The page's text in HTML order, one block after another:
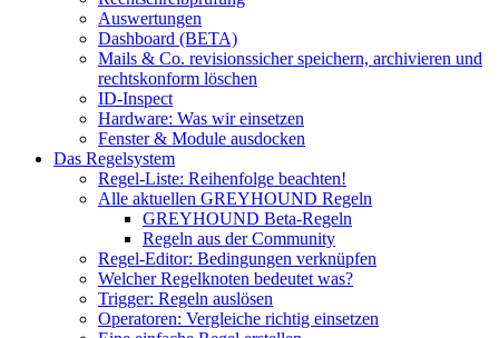
Auswertungen
Dashboard (BETA)
Mails & Co. revisionssicher speichern, archivieren und
rechtskonform löschen
ID-Inspect
Hardware: Was wir einsetzen
Fenster & Module ausdocken
Das Regelsystem
Regel-Liste: Reihenfolge beachten!
Alle aktuellen GREYHOUND Regeln
GREYHOUND Beta-Regeln
Regeln aus der Community
Regel-Editor: Bedingungen verknüpfen
Welcher Regelknoten bedeutet was?
Trigger: Regeln auslösen
Operatoren: Vergleiche richtig einsetzen